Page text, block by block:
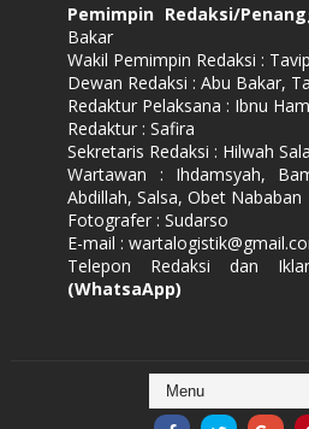
Pemimpin Redaksi/
Bakar
Wakil Pemimpin Redaksi :
Dewan Redaksi : Abu Bakar,
Redaktur Pelaksana : Ibnu
Redaktur : Safira
Sekretaris Redaksi : Hilwah
Wartawan : Ihdamsyah,
Abdillah, Salsa, Obet Nababan
Fotografer : Sudarso
E-mail :
Telepon Redaksi dan
(WhatsaApp)